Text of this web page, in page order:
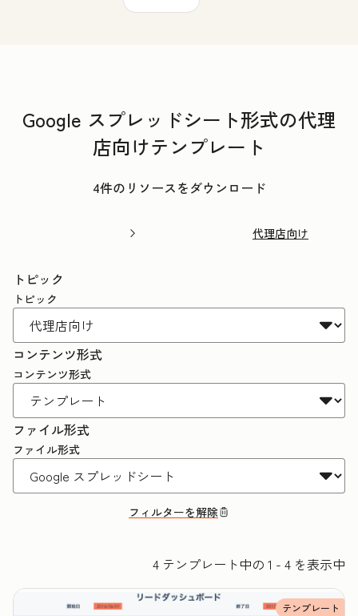
Google スプレッドシート形式の代理
店向けテンプレート
4件のリソースをダウンロード
代理店向け
トピック
トピック
コンテンツ形式
コンテンツ形式
ファイル形式
ファイル形式
フィルターを解除
4 テンプレート中の 1 - 4 を表示中
テンプレート